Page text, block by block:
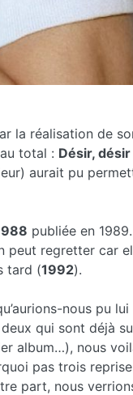
la réalisation de
total : Désir, désir
aurait pu
publiée en
peut regretter car
tard (1992).
nous pu
qui sont déjà
album…), nous
pas trois
part, nous